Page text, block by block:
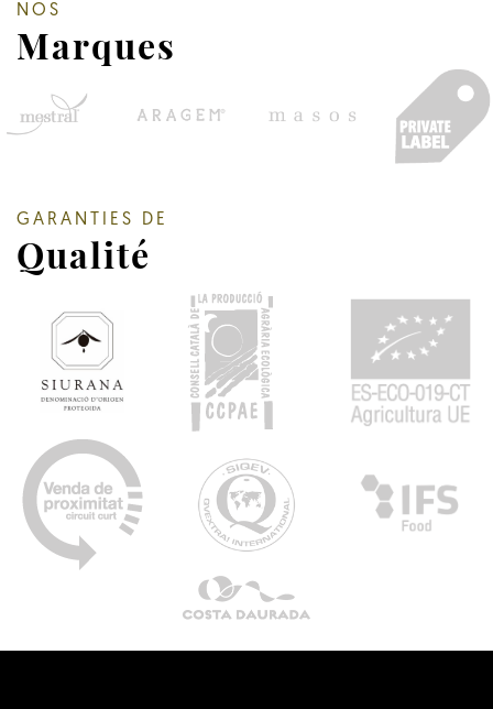
NOS
Marques
GARANTIES DE
Qualité